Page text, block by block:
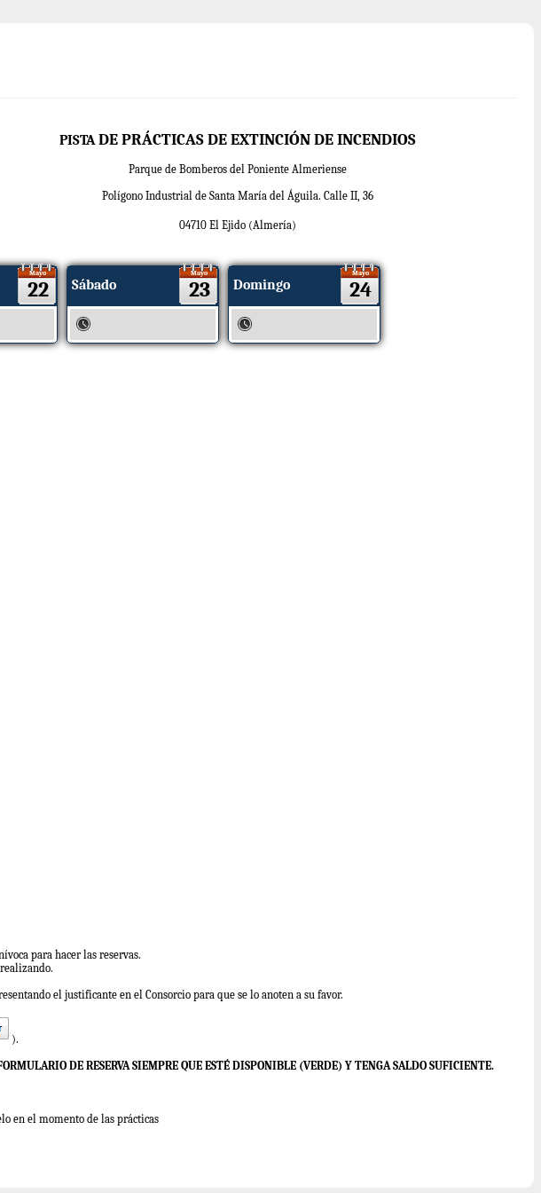
PISTADE PRÁCTICAS DE EXTINCIÓN DE INCENDIOS
Parque de Bomberos del Poniente Almeriense
Polígono Industrial de Santa María del Águila. Calle II, 36
04710 El Ejido (Almería)
Mayo
22 Sábado
Mayo
23 Domingo
Mayo
24
para hacer las reservas.
el justificante en el Consorcio para que se lo anoten a su favor.
).
DE RESERVA SIEMPRE QUE ESTÉ DISPONIBLE (VERDE) Y TENGA SALDO SUFICIENTE.
en el momento de las prácticas